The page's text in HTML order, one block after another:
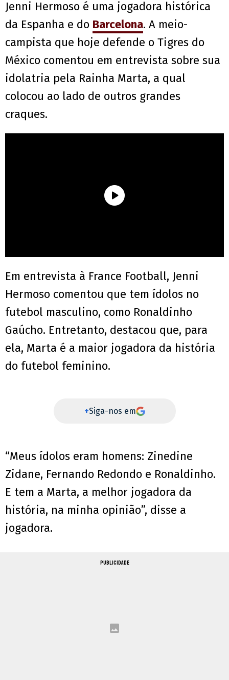
Jenni Hermoso é uma jogadora histórica
da Espanha e do Barcelona. A meio-
campista que hoje defende o Tigres do
México comentou em entrevista sobre sua
idolatria pela Rainha Marta, a qual
colocou ao lado de outros grandes
craques.
Em entrevista à France Football, Jenni
Hermoso comentou que tem ídolos no
futebol masculino, como Ronaldinho
Gaúcho. Entretanto, destacou que, para
ela, Marta é a maior jogadora da história
do futebol feminino.
+Siga-nos em
“Meus ídolos eram homens: Zinedine
Zidane, Fernando Redondo e Ronaldinho.
E tem a Marta, a melhor jogadora da
história, na minha opinião”, disse a
jogadora.
PUBLICIDADE